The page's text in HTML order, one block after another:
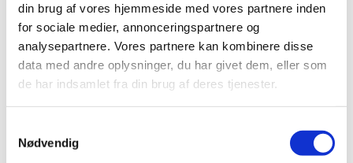
din brug af vores hjemmeside med vores partnere inden
for sociale medier, annonceringspartnere og
analysepartnere. Vores partnere kan kombinere disse
data med andre oplysninger, du har givet dem, eller som
de har indsamlet fra din brug af deres tjenester.
Nødvendig
2011 (13)
november (1)
oktober (2)
september (2)
august (2)
juli (1)
maj (2)